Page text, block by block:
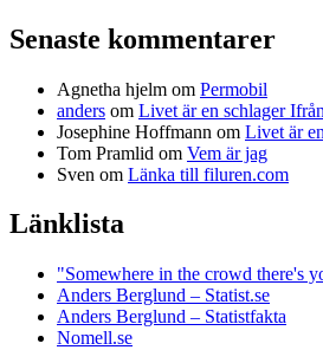
Senaste kommentarer
Agnetha hjelm om Permobil
anders om Livet är en schlager
Josephine Hoffmann om Livet är
Tom Pramlid om Vem är jag
Sven om Länka till filuren.com
Länklista
"Somewhere in the crowd
Anders Berglund – Statist.se
Anders Berglund – Statistfakta
Nomell.se